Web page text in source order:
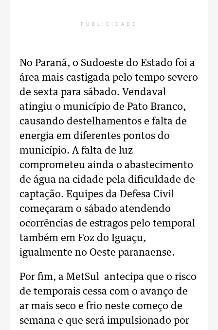
PUBLICIDADE
No Paraná, o Sudoeste do Estado foi a
área mais castigada pelo tempo severo
de sexta para sábado. Vendaval
atingiu o município de Pato Branco,
causando destelhamentos e falta de
energia em diferentes pontos do
município. A falta de luz
comprometeu ainda o abastecimento
de água na cidade pela dificuldade de
captação. Equipes da Defesa Civil
começaram o sábado atendendo
ocorrências de estragos pelo temporal
também em Foz do Iguaçu,
igualmente no Oeste paranaense.
Por fim, a MetSul antecipa que o risco
de temporais cessa com o avanço de
ar mais seco e frio neste começo de
semana e que será impulsionado por